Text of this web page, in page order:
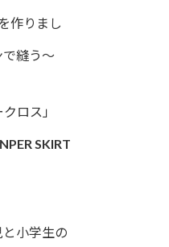
作りまし
縫う〜
ロス」
SKIRT
小学生の